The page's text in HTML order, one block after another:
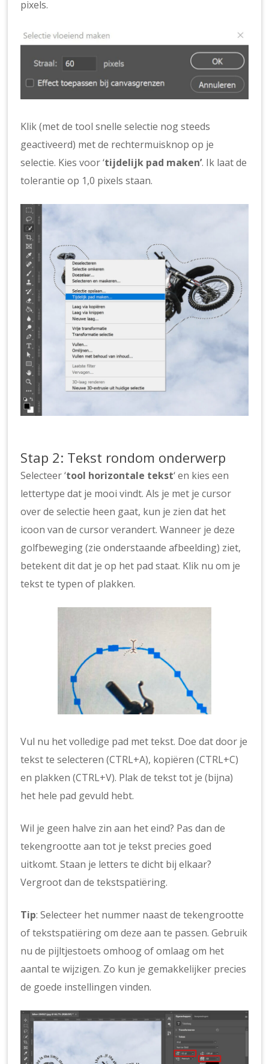
pixels.
Klik (met de tool snelle selectie nog steeds
geactiveerd) met de rechtermuisknop op je
selectie. Kies voor ‘tijdelijk pad maken’. Ik laat de
tolerantie op 1,0 pixels staan.
Stap 2: Tekst rondom onderwerp
Selecteer ‘tool horizontale tekst‘ en kies een
lettertype dat je mooi vindt. Als je met je cursor
over de selectie heen gaat, kun je zien dat het
icoon van de cursor verandert. Wanneer je deze
golfbeweging (zie onderstaande afbeelding) ziet,
betekent dit dat je op het pad staat. Klik nu om je
tekst te typen of plakken.
Vul nu het volledige pad met tekst. Doe dat door je
tekst te selecteren (CTRL+A), kopiëren (CTRL+C)
en plakken (CTRL+V). Plak de tekst tot je (bijna)
het hele pad gevuld hebt.
Wil je geen halve zin aan het eind? Pas dan de
tekengrootte aan tot je tekst precies goed
uitkomt. Staan je letters te dicht bij elkaar?
Vergroot dan de tekstspatiëring.
Tip: Selecteer het nummer naast de tekengrootte
of tekstspatiëring om deze aan te passen. Gebruik
nu de pijltjestoets omhoog of omlaag om het
aantal te wijzigen. Zo kun je gemakkelijker precies
de goede instellingen vinden.